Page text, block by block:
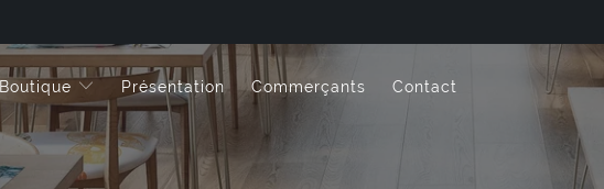
Boutique Présentation Commerçants Contact